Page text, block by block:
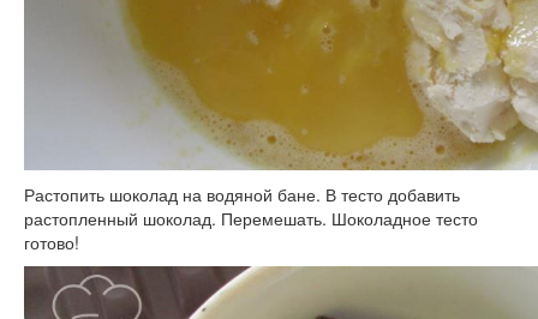
Растопить шоколад на водяной бане. В тесто добавить
растопленный шоколад. Перемешать. Шоколадное тесто
готово!